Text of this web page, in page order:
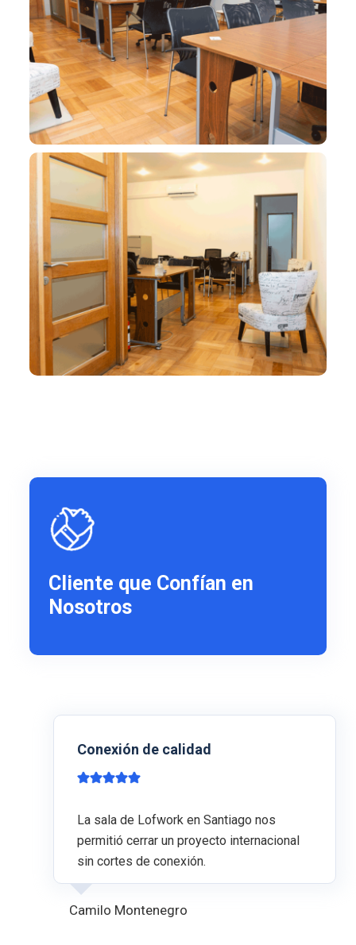
Cliente que Confían en
Nosotros
Conexión de calidad
La sala de Lofwork en Santiago nos
permitió cerrar un proyecto internacional
sin cortes de conexión.
Camilo Montenegro